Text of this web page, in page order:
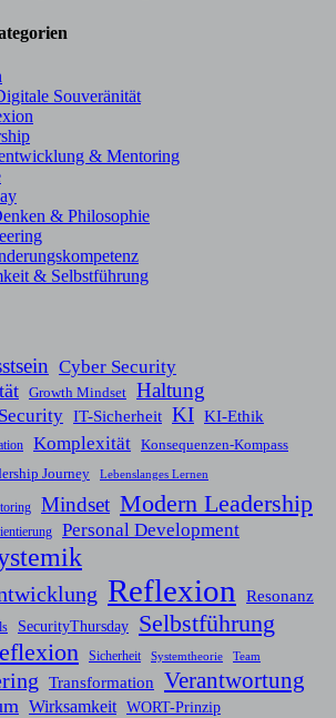
Souveränität
& Mentoring
& Philosophie
& Selbstführung
Cyber Security
Growth Mindset Haltung
IT-Sicherheit KI KI-Ethik
Komplexität Konsequenzen-Kompass
Journey Lebenslanges Lernen
Mindset Modern Leadership
Personal Development
Reflexion
Resonanz
SecurityThursday Selbstführung
Sicherheit Systemtheorie Team
Transformation Verantwortung
Wirksamkeit WORT-Prinzip